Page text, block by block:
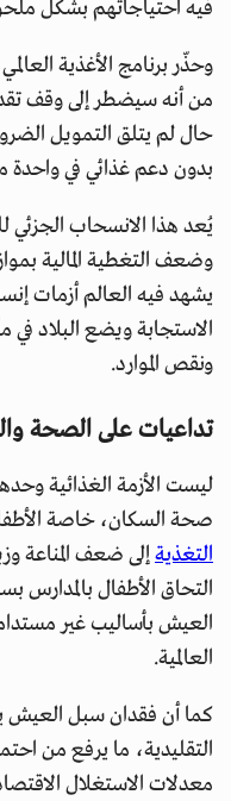
فيه احتياجاتهم بشكل
وحذّر برنامج الأغذية العالمي
من أنه سيضطر إلى وقف
حال لم يتلق التمويل
بدون دعم غذائي في واحدة
يُعد هذا الانسحاب الجزئي
وضعف التغطية المالية
يشهد فيه العالم أزمات
الاستجابة ويضع البلاد في
ونقص الموارد.
تداعيات على الصحة
ليست الأزمة الغذائية
صحة السكان، خاصة
التغذيةإلى ضعف المناعة
التحاق الأطفال
العيش بأساليب غير
العالمية.
كما أن فقدان سبل العيش
التقليدية، ما يرفع من
معدلات الاستغلال